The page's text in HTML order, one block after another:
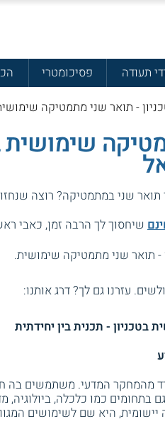
תעודה פסיכומטרי
- תואר שני מתמטיקה
שימושית
תואר שני במתמטיקה? רוצה
שיחסוך לך הרבה זמן, כאבי
- תואר שני מתמטיקה שימושית.
עזרנו גם לך? דרג אותנו:
- תכנית בין יחידתית
מהמחקר המדעי. משתמשים בה
בתחומים כמו כלכלה,
היא שם לשימושים